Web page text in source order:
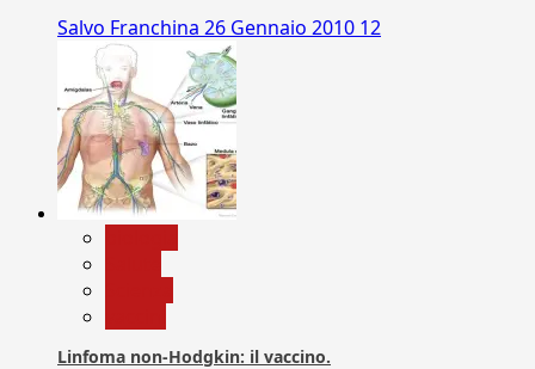
Salvo Franchina 26 Gennaio 2010 12
Linfoma non-Hodgkin: il vaccino.